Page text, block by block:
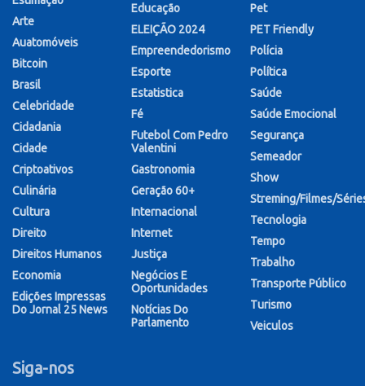
Arte
Auatomóveis
Bitcoin
Brasil
Celebridade
Cidadania
Cidade
Criptoativos
Culinária
Cultura
Direito
Direitos Humanos
Economia
Edições Impressas
Do Jornal 25 News
Educação
ELEIÇÃO 2024
Empreendedorismo
Esporte
Estatistica
Fé
Futebol Com Pedro
Valentini
Gastronomia
Geração 60+
Internacional
Internet
Justiça
Negócios E
Oportunidades
Notícias Do
Parlamento
Pet
PET Friendly
Polícia
Política
Saúde
Saúde Emocional
Segurança
Semeador
Show
Streming/Filmes/
Tecnologia
Tempo
Trabalho
Transporte Público
Turismo
Veiculos
Siga-nos